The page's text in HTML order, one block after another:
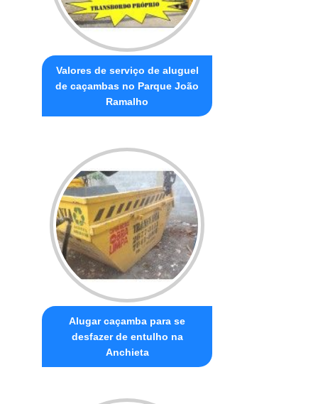
Valores de serviço de aluguel
de caçambas no Parque João
Ramalho
Alugar caçamba para se
desfazer de entulho na
Anchieta